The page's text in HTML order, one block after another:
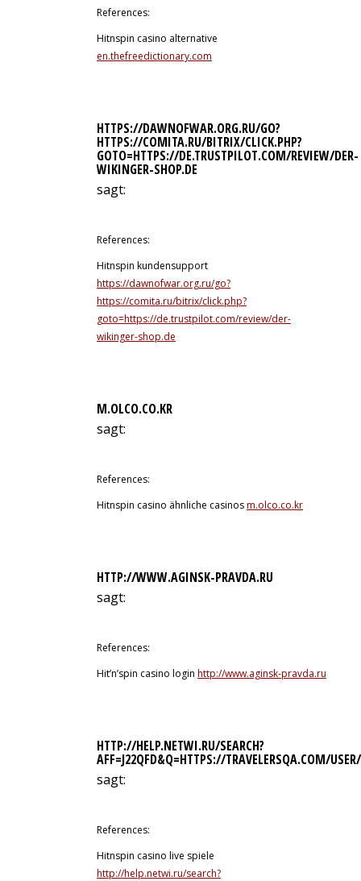
References:
Hitnspin casino alternative
en.thefreedictionary.com
HTTPS://DAWNOFWAR.ORG.RU/GO?
HTTPS://COMITA.RU/BITRIX/CLICK.PHP?
GOTO=HTTPS://DE.TRUSTPILOT.COM/REVIEW/DER-
WIKINGER-SHOP.DE
sagt:
References:
Hitnspin kundensupport
https://dawnofwar.org.ru/go?
https://comita.ru/bitrix/click.php?
goto=https://de.trustpilot.com/review/der-
wikinger-shop.de
M.OLCO.CO.KR
sagt:
References:
Hitnspin casino ähnliche casinosm.olco.co.kr
HTTP://WWW.AGINSK-PRAVDA.RU
sagt:
References:
Hit’n’spin casino login http://www.aginsk-pravda.ru
HTTP://HELP.NETWI.RU/SEARCH?
AFF=J22QFD&Q=HTTPS://TRAVELERSQA.COM/
sagt:
References:
Hitnspin casino live spiele
http://help.netwi.ru/search?